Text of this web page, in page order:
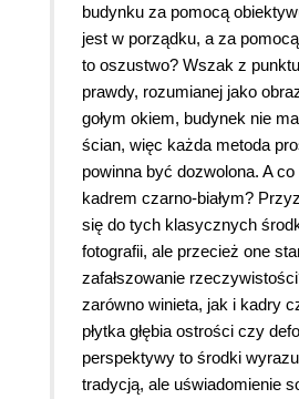
budynku za pomocą
jest w porządku, a za
to oszustwo? Wszak z
prawdy, rozumianej jako
gołym okiem, budynek nie
ścian, więc każda metoda
powinna być dozwolona. A
kadrem czarno-białym?
się do tych klasycznych
fotografii, ale przecież one
zafałszowanie
zarówno winieta, jak i kadry
płytka głębia ostrości czy
perspektywy to środki
tradycją, ale uświadomienie